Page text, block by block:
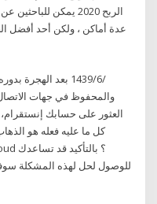
الربح 2020 يمكن
عدة أماكن ، ولكن أحد أفضل
والمحفوظ في جهات
العثور على حسابك
كل ما عليه فعله هو
للوصول لحل لهذه المشكلة سوف